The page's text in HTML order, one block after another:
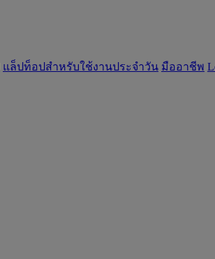
แล็ปท็อปสำหรับใช้งานประจำวัน มืออาชีพ